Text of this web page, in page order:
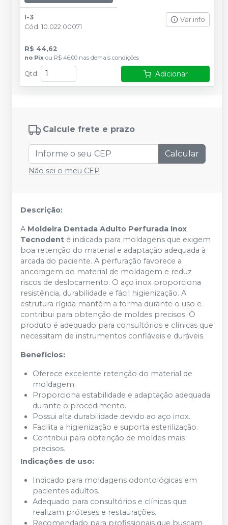
I-3
Cód. 10.022.00071
Ver info
R$ 44,62
no Pix ou R$ 46,00 nas demais condições
Qtd : Adicionar
Calcule frete e prazo
Calcular
Não sei o meu CEP
Descrição:
A Moldeira Dentada Adulto Perfurada Inox
Tecnodent é indicada para moldagens que exigem
boa retenção do material e adaptação adequada à
arcada do paciente. A perfuração favorece a
ancoragem do material de moldagem e reduz
riscos de deslocamento. O aço inox proporciona
resistência, durabilidade e fácil higienização. A
estrutura rígida mantém a forma durante o uso e
contribui para obtenção de moldes precisos. O
produto é adequado para consultórios e clínicas que
necessitam de instrumentos confiáveis e duráveis.
Benefícios:
Oferece excelente retenção do material de
moldagem.
Proporciona estabilidade e adaptação adequada
durante o procedimento.
Possui alta durabilidade devido ao aço inox.
Facilita a higienização e suporta esterilização.
Contribui para obtenção de moldes mais
precisos.
Indicações de uso:
Indicado para moldagens odontológicas em
pacientes adultos.
Adequado para consultórios e clínicas que
realizam próteses e restaurações.
Recomendado para profissionais que buscam